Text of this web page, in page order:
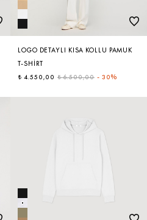
LOGO DETAYLI KISA KOLLU PAMUK
T-SHIRT
₺ 4.550,00 ₺ 6.500,00 - 30%